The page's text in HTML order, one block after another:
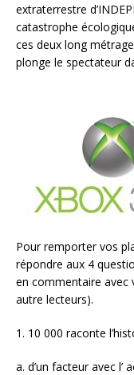
extraterrestre
catastrophe
ces deux long
plonge le spectateur
Pour remporter vos
répondre aux 4
en commentaire avec
autre lecteurs).
1. 10 000 raconte
a. d’un facteur avec l’